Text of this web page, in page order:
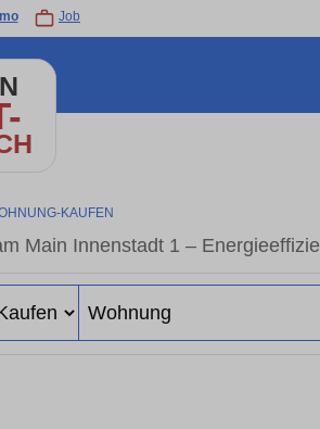
Job
KAUFEN
Main Innenstadt 1 –